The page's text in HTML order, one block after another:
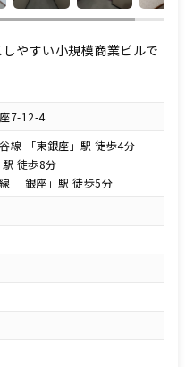
やすい小規模商業ビルで
7-12-4
線 「東銀座」駅 徒歩4分
駅 徒歩8分
「銀座」駅 徒歩5分